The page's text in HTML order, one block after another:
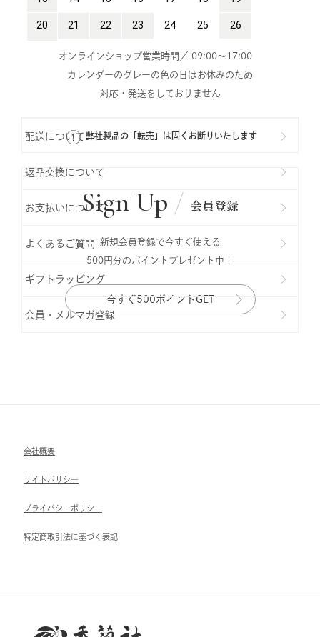
配送について
返品交換について
お支払いについて
よくあるご質問
ギフトラッビング
会員・メルマガ登録
オンラインショップ営業時間／ 09:00～17:00
カレンダーのグレーの色の日はお休みのため
対応・発送をしておりません
弊社製品の「転売」は固くお断りいたします
Sign Up 会員登録
新規会員登録で今すぐ使える
500円分のポイントプレゼント中！
今すぐ500ポイントGET
会社概要
サイトポリシ―
ブライパシーポリシ―
特定商取引法に基づく表記